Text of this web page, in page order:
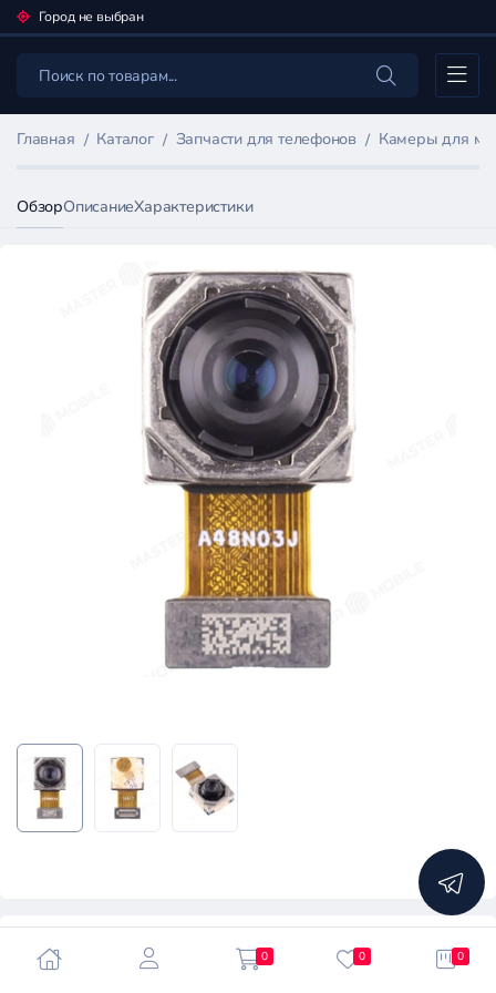
Город не выбран
Каталог
Главная Каталог Запчасти для телефонов Камеры для
ОбзорОписаниеХарактеристики
5.0
0 0 0